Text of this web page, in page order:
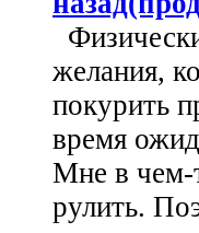
желания,
покурить
время
Мне в чем-
рулить.